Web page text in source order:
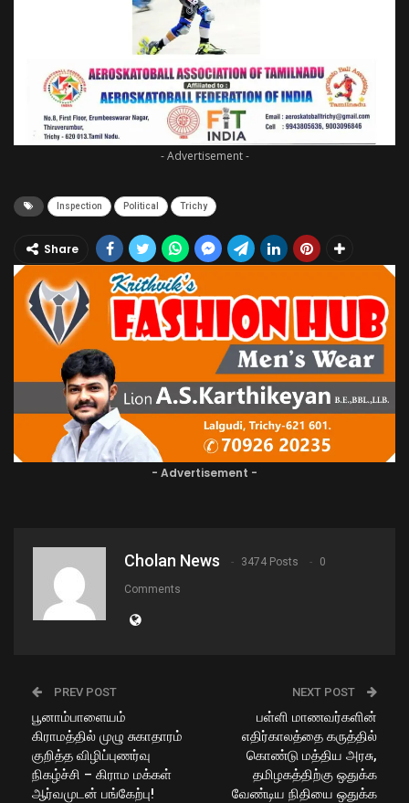
- Advertisement -
Inspection Political Trichy
Share
- Advertisement -
Cholan News 3474 Posts 0
Comments
PREV POST
பூனாம்பாளையம்
கிராமத்தில் முழு சுகாதாரம்
குறித்த விழிப்புணர்வு
நிகழ்ச்சி – கிராம மக்கள்
ஆர்வமுடன் பங்கேற்பு!
NEXT POST
பள்ளி மாணவர்களின்
எதிர்காலத்தை கருத்தில்
கொண்டு மத்திய அரசு,
தமிழகத்திற்கு ஒதுக்க
வேண்டிய நிதியை ஒதுக்க